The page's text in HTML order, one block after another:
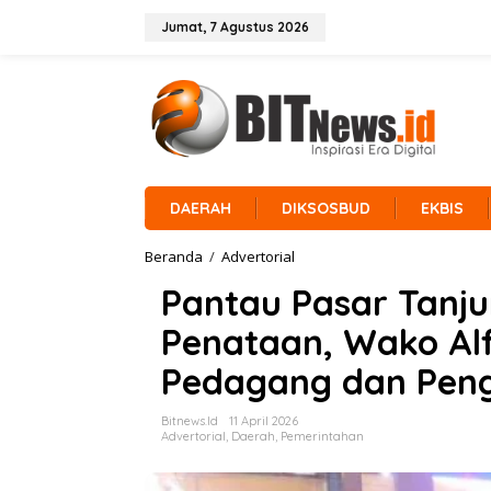
Jumat, 7 Agustus 2026
DAERAH DIKSOSBUD EKBIS
Beranda / Advertorial
n
t
a
u
P
a
s
a
T
Pantau Pasar
Penataan, Wako
Pedagang dan
Bitnews.id
11 April 2026
Advertorial, Daerah, Pemerintahan